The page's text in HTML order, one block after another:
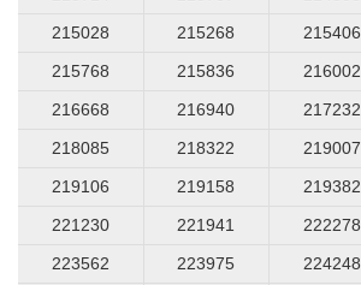
215028
215268 215406
215768
215836 216002
216668
216940 217232
218085
218322 219007
219106
219158 219382
221230
221941 222278
223562
223975 224248